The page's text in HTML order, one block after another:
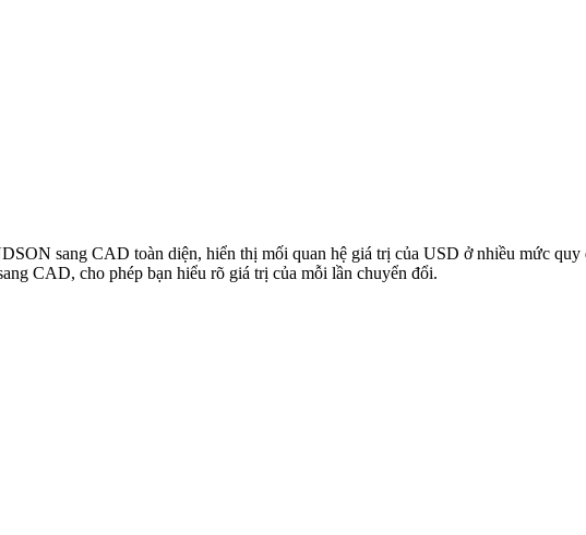
sang CAD toàn diện, hiển thị mối quan hệ giá trị của USD ở nhiều mức quy
CAD, cho phép bạn hiểu rõ giá trị của mỗi lần chuyển đổi.